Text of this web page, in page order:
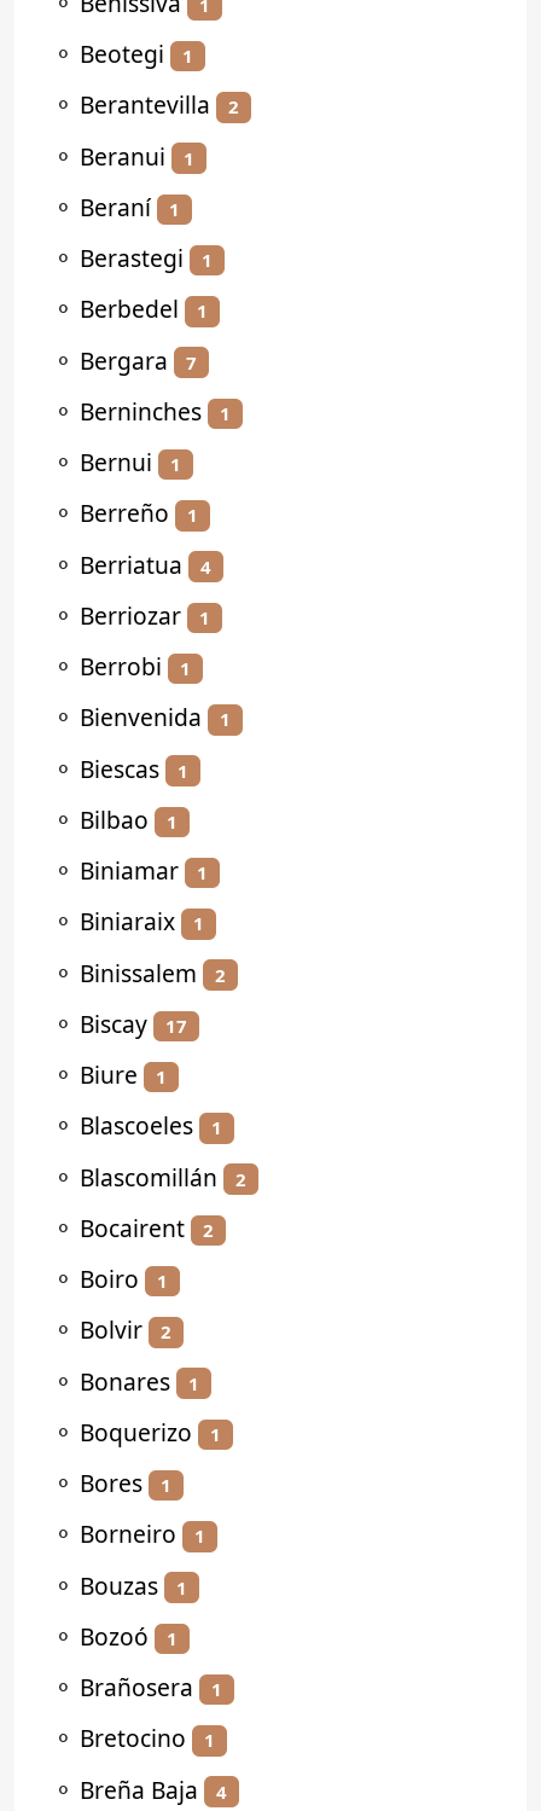
⚬ Beotegi 1
⚬ Berantevilla 2
⚬ Beranui 1
⚬ Beraní 1
⚬ Berastegi 1
⚬ Berbedel 1
⚬ Bergara 7
⚬ Berninches 1
⚬ Bernui 1
⚬ Berreño 1
⚬ Berriatua 4
⚬ Berriozar 1
⚬ Berrobi 1
⚬ Bienvenida 1
⚬ Biescas 1
⚬ Bilbao 1
⚬ Biniamar 1
⚬ Biniaraix 1
⚬ Binissalem 2
⚬ Biscay 17
⚬ Biure 1
⚬ Blascoeles 1
⚬ Blascomillán 2
⚬ Bocairent 2
⚬ Boiro 1
⚬ Bolvir 2
⚬ Bonares 1
⚬ Boquerizo 1
⚬ Bores 1
⚬ Borneiro 1
⚬ Bouzas 1
⚬ Bozoó 1
⚬ Brañosera 1
⚬ Bretocino 1
⚬ Breña Baja 4